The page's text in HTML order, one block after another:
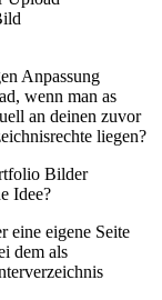
Anpassung
wenn man as
an deinen zuvor
liegen?
Bilder
Idee?
eine eigene Seite
dem als